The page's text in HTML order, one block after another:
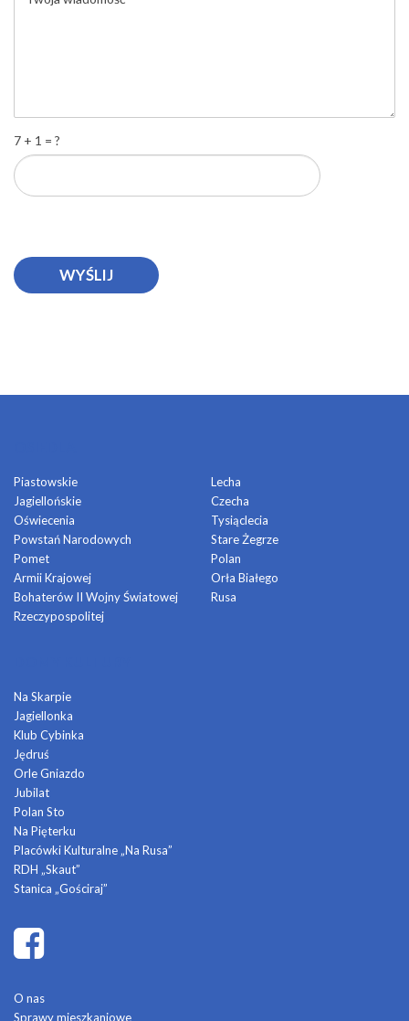
7 + 1 = ?
Piastowskie
Jagiellońskie
Oświecenia
Powstań Narodowych
Pomet
Armii Krajowej
Bohaterów II Wojny Światowej
Rzeczypospolitej
Lecha
Czecha
Tysiąclecia
Stare Żegrze
Polan
Orła Białego
Rusa
Na Skarpie
Jagiellonka
Klub Cybinka
Jędruś
Orle Gniazdo
Jubilat
Polan Sto
Na Pięterku
Placówki Kulturalne „Na Rusa”
RDH „Skaut”
Stanica „Gościraj”
O nas
Sprawy mieszkaniowe